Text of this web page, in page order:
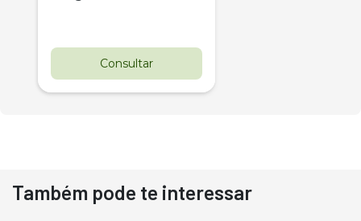
Consultar
Destaque
Também pode te interessar